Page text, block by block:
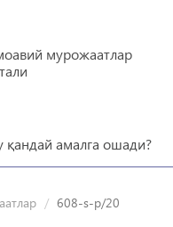
мурожаатлар
қандай амалга ошади?
608-s-p/20